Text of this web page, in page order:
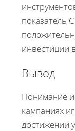
показатель
инвестиции
Вывод
Понимание
кампаниях
достижении